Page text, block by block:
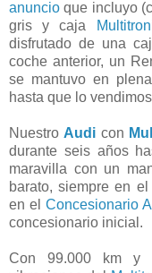
anuncio que incluyo
gris y caja
disfrutado de una
coche anterior, un
se mantuvo en
hasta que lo
Nuestro Audi con
durante seis años
maravilla con un
barato, siempre en
en elConcesionario
concesionario inicial.
Con 99.000 km y